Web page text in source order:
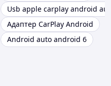
Usb apple carplay android
Адаптер CarPlay Android
Android auto android 6